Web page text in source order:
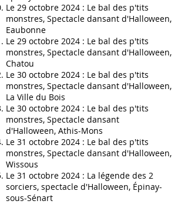
Le 29 octobre 2024 : Le bal des p'tits
monstres, Spectacle dansant d'Halloween,
Eaubonne
Le 29 octobre 2024 : Le bal des p'tits
monstres, Spectacle dansant d'Halloween,
Chatou
Le 30 octobre 2024 : Le bal des p'tits
monstres, Spectacle dansant d'Halloween,
La Ville du Bois
Le 30 octobre 2024 : Le bal des p'tits
monstres, Spectacle dansant
d'Halloween, Athis-Mons
Le 31 octobre 2024 : Le bal des p'tits
monstres, Spectacle dansant d'Halloween,
Wissous
Le 31 octobre 2024 : La légende des 2
sorciers, spectacle d'Halloween, Épinay-
sous-Sénart